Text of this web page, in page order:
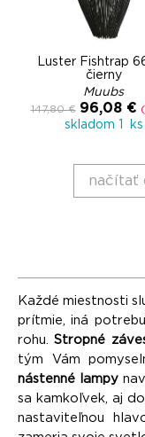
Luster Fishtrap
čierny
Muubs
147,80 € 96,08 €
skladom 1 ks
načítať
Každé miestnosti
prítmie, iná
rohu.Stropné
tým Vám
nástenné lampy
sa kamkoľvek, aj
nastaviteľnou